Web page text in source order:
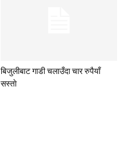
बिजुलीबाट गाडी चलाउँदा चार रुपैयाँ
सस्ताे